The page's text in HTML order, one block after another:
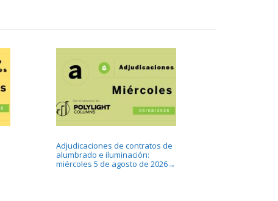
Adjudicaciones de contratos de
alumbrado e iluminación:
miércoles 5 de agosto de 2026→